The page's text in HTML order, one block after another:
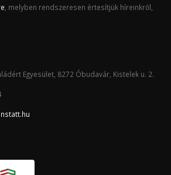
, melyben rendszeresen értesítjük híreinkről,
Egyesület, 8272 Óbudavár, Kistelek u. 2.